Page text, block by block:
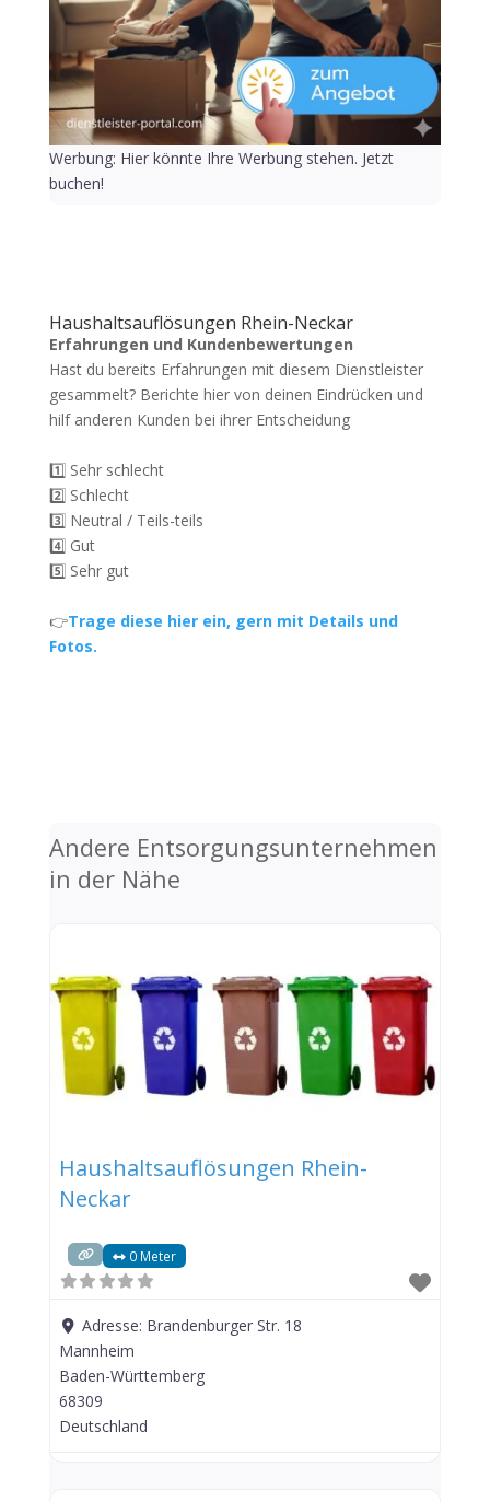
Werbung: Hier könnte Ihre Werbung stehen. Jetzt
buchen!
Haushaltsauflösungen Rhein-Neckar
Erfahrungen und Kundenbewertungen
Hast du bereits Erfahrungen mit diesem Dienstleister
gesammelt? Berichte hier von deinen Eindrücken und
hilf anderen Kunden bei ihrer Entscheidung
1️⃣ Sehr schlecht
2️⃣ Schlecht
3️⃣ Neutral / Teils-teils
4️⃣ Gut
5️⃣ Sehr gut
👉Trage diese hier ein, gern mit Details und
Fotos.
Andere Entsorgungsunternehmen
in der Nähe
Haushaltsauflösungen Rhein-
Neckar
0 Meter
Adresse: Brandenburger Str. 18
Mannheim
Baden-Württemberg
68309
Deutschland